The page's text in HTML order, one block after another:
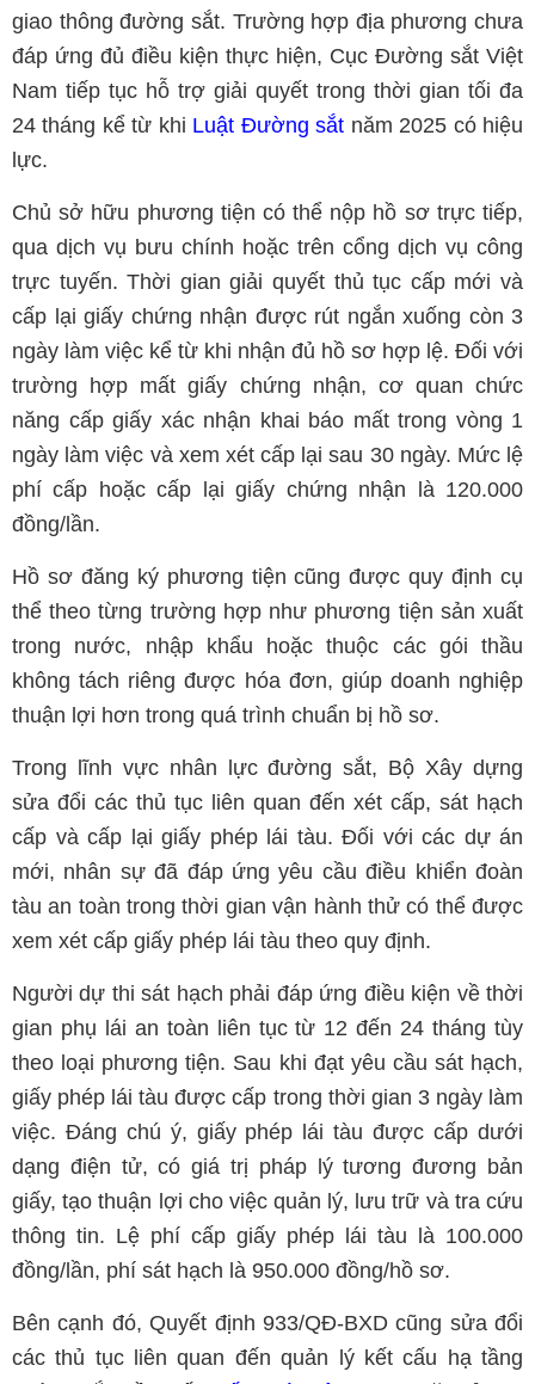
giao thông đường sắt. Trường hợp địa phương chưa
đáp ứng đủ điều kiện thực hiện, Cục Đường sắt Việt
Nam tiếp tục hỗ trợ giải quyết trong thời gian tối đa
24 tháng kể từ khi Luật Đường sắt năm 2025 có hiệu
lực.
Chủ sở hữu phương tiện có thể nộp hồ sơ trực tiếp,
qua dịch vụ bưu chính hoặc trên cổng dịch vụ công
trực tuyến. Thời gian giải quyết thủ tục cấp mới và
cấp lại giấy chứng nhận được rút ngắn xuống còn 3
ngày làm việc kể từ khi nhận đủ hồ sơ hợp lệ. Đối với
trường hợp mất giấy chứng nhận, cơ quan chức
năng cấp giấy xác nhận khai báo mất trong vòng 1
ngày làm việc và xem xét cấp lại sau 30 ngày. Mức lệ
phí cấp hoặc cấp lại giấy chứng nhận là 120.000
đồng/lần.
Hồ sơ đăng ký phương tiện cũng được quy định cụ
thể theo từng trường hợp như phương tiện sản xuất
trong nước, nhập khẩu hoặc thuộc các gói thầu
không tách riêng được hóa đơn, giúp doanh nghiệp
thuận lợi hơn trong quá trình chuẩn bị hồ sơ.
Trong lĩnh vực nhân lực đường sắt, Bộ Xây dựng
sửa đổi các thủ tục liên quan đến xét cấp, sát hạch
cấp và cấp lại giấy phép lái tàu. Đối với các dự án
mới, nhân sự đã đáp ứng yêu cầu điều khiển đoàn
tàu an toàn trong thời gian vận hành thử có thể được
xem xét cấp giấy phép lái tàu theo quy định.
Người dự thi sát hạch phải đáp ứng điều kiện về thời
gian phụ lái an toàn liên tục từ 12 đến 24 tháng tùy
theo loại phương tiện. Sau khi đạt yêu cầu sát hạch,
giấy phép lái tàu được cấp trong thời gian 3 ngày làm
việc. Đáng chú ý, giấy phép lái tàu được cấp dưới
dạng điện tử, có giá trị pháp lý tương đương bản
giấy, tạo thuận lợi cho việc quản lý, lưu trữ và tra cứu
thông tin. Lệ phí cấp giấy phép lái tàu là 100.000
đồng/lần, phí sát hạch là 950.000 đồng/hồ sơ.
Bên cạnh đó, Quyết định 933/QĐ-BXD cũng sửa đổi
các thủ tục liên quan đến quản lý kết cấu hạ tầng